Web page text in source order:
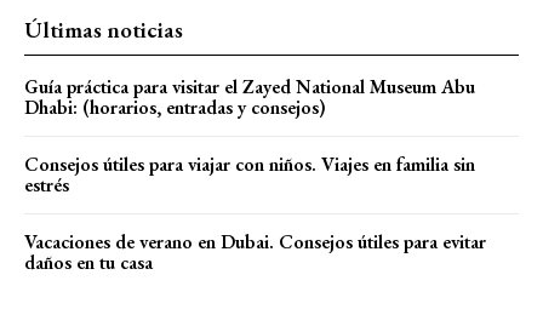
Últimas noticias
Guía práctica para visitar el Zayed National Museum Abu
Dhabi: (horarios, entradas y consejos)
Consejos útiles para viajar con niños. Viajes en familia sin
estrés
Vacaciones de verano en Dubai. Consejos útiles para evitar
daños en tu casa